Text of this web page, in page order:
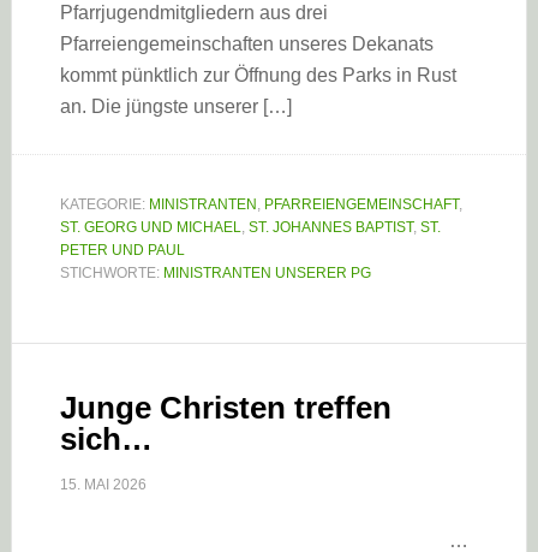
Pfarrjugendmitgliedern aus drei
Pfarreiengemeinschaften unseres Dekanats
kommt pünktlich zur Öffnung des Parks in Rust
an. Die jüngste unserer […]
KATEGORIE: MINISTRANTEN , PFARREIENGEMEINSCHAFT,
ST. GEORG UND MICHAEL, ST. JOHANNES BAPTIST, ST.
PETER UND PAUL
STICHWORTE: MINISTRANTEN UNSERER PG
Junge Christen treffen
sich…
15. MAI 2026
…